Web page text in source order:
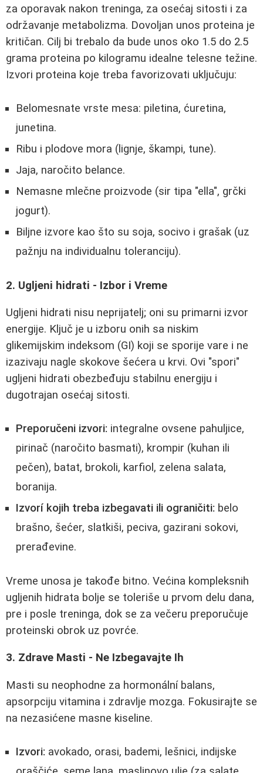
za oporavak nakon treninga, za osećaj sitosti i za
održavanje metabolizma. Dovoljan unos proteina je
kritičan. Cilj bi trebalo da bude unos oko 1.5 do 2.5
grama proteina po kilogramu idealne telesne težine.
Izvori proteina koje treba favorizovati uključuju:
Belomesnate vrste mesa: piletina, ćuretina,
junetina.
Ribu i plodove mora (lignje, škampi, tune).
Jaja, naročito belance.
Nemasne mlečne proizvode (sir tipa "ella", grčki
jogurt).
Biljne izvore kao što su soja, socivo i grašak (uz
pažnju na individualnu toleranciju).
2. Ugljeni hidrati - Izbor i Vreme
Ugljeni hidrati nisu neprijatelj; oni su primarni izvor
energije. Ključ je u izboru onih sa niskim
glikemijskim indeksom (GI) koji se sporije vare i ne
izazivaju nagle skokove šećera u krvi. Ovi "spori"
ugljeni hidrati obezbeđuju stabilnu energiju i
dugotrajan osećaj sitosti.
Preporučeni izvori: integralne ovsene pahuljice,
pirinač (naročito basmati), krompir (kuhan ili
pečen), batat, brokoli, karfiol, zelena salata,
boranija.
Izvorí kojih treba izbegavati ili ograničiti: belo
brašno, šećer, slatkiši, peciva, gazirani sokovi,
prerađevine.
Vreme unosa je takođe bitno. Većina kompleksnih
ugljenih hidrata bolje se toleriše u prvom delu dana,
pre i posle treninga, dok se za večeru preporučuje
proteinski obrok uz povrće.
3. Zdrave Masti - Ne Izbegavajte Ih
Masti su neophodne za hormonální balans,
apsorpciju vitamina i zdravlje mozga. Fokusirajte se
na nezasićene masne kiseline.
Izvori: avokado, orasi, bademi, lešnici, indijske